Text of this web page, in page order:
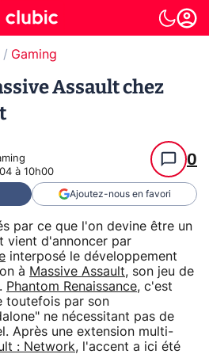
Gaming
Assault chez
à 10h00
0
Ajoutez-nous en favori
par ce que l'on devine être un
vient d'annoncer par
interposé le développement
à Massive Assault, son jeu de
Phantom Renaissance, c'est
toutefois par son
ne nécessitant pas de
Après une extension multi-
: Network, l'accent a ici été